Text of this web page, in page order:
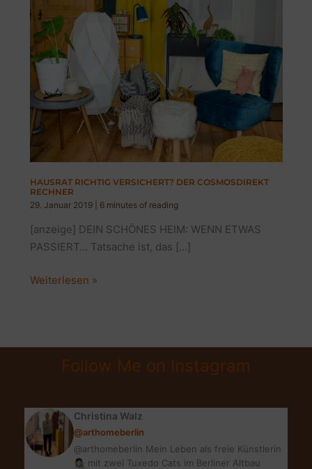
HAUSRAT RICHTIG VERSICHERT? DER COSMOSDIREKT
RECHNER
29. Januar 2019
6 minutes of reading
[anzeige] DEIN SCHÖNES HEIM: WENN ETWAS
PASSIERT… Tatsache ist, das […]
HAUSRAT
COSMOSDIREKT
RECHNER
Weiterlesen »
Follow Me on Instagram
Christina Walz
@arthomeberlin
@arthomeberlin Mein Leben als freie Künstlerin
👩🏻‍🎨 mit zwei Tuxedo Cats im Berliner Altbau